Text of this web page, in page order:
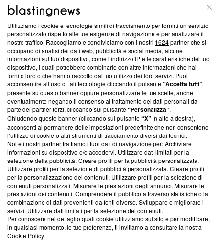
ABOUT
Questa sezione offre informazioni trasparenti su Blasting
News, sui nostri processi editoriali e su come ci impegniamo a
creare news di qualità. Inoltre, afferma la nostra aderenza a
‘Trust Project - News with Integrity’Blasting News non è
ancora membro del programma, ma ha richiesto di farne
parte; Trust Project non ha ancora effettuato una verifica di
conformità agli standard.
Su di noi
Team editoriale
Corporate
Redazione
Informativa Privacy
Cookie Policy
Blasting SA, IDI CHE-247.845.224, Via Carlo Frasca, 3 - 6900
Lugano (Svizzera) Tel:+39 0690258937
Utilizziamo i cookie e tecnologie simili di tracciamento per fornirti un servizio
personalizzato rispetto alle tue esigenze di navigazione e per analizzare il
nostro traffico. Raccogliamo e condividiamo con i nostri 1624partner che si
occupano di analisi dei dati web, pubblicità e social media, alcune
informazioni sul tuo dispositivo, come l’indirizzo IP e le caratteristiche del tuo
dispositivo, i quali potrebbero combinarle con altre informazioni che hai
fornito loro o che hanno raccolto dal tuo utilizzo dei loro servizi. Puoi
acconsentire all’uso di tali tecnologie cliccando il pulsante“Accetta tutti”
presente su questo banner oppure personalizzare le tue scelte, anche
eventualmente negando il consenso al trattamento dei dati personali da
parte dei partner terzi, cliccando sul pulsante“Personalizza”.
Chiudendo questo banner (cliccando sul pulsante“X”in alto a destra),
acconsenti al permanere delle impostazioni predefinite che non consentono
l’utilizzo di cookie o altri strumenti di tracciamento diversi dai tecnici.
Noi e i nostri partner trattiamo i tuoi dati di navigazione per: Archiviare
informazioni su dispositivo e/o accedervi. Utilizzare dati limitati per la
selezione della pubblicità. Creare profili per la pubblicità personalizzata.
Utilizzare profili per la selezione di pubblicità personalizzata. Creare profili
per la personalizzazione dei contenuti. Utilizzare profili per la selezione di
contenuti personalizzati. Misurare le prestazioni degli annunci. Misurare le
prestazioni dei contenuti. Comprendere il pubblico attraverso statistiche o la
combinazione di dati provenienti da fonti diverse. Sviluppare e migliorare i
servizi. Utilizzare dati limitati per la selezione dei contenuti.
Per conoscere nel dettaglio quali cookie utilizziamo sul sito e per modificare,
in qualsiasi momento, le tue preferenze, ti invitiamo a consultare la nostra
Cookie Policy.